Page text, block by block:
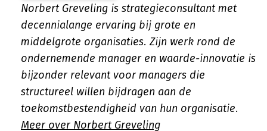
Norbert Greveling is strategieconsultant met
decennialange ervaring bij grote en
middelgrote organisaties. Zijn werk rond de
ondernemende manager en waarde-innovatie is
bijzonder relevant voor managers die
structureel willen bijdragen aan de
toekomstbestendigheid van hun organisatie.
Meer over Norbert Greveling